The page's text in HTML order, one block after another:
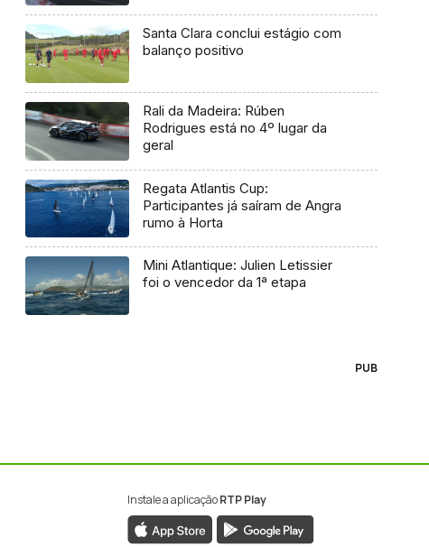
Santa Clara conclui estágio com
balanço positivo
Rali da Madeira: Rúben
Rodrigues está no 4º lugar da
geral
Regata Atlantis Cup:
Participantes já saíram de Angra
rumo à Horta
Mini Atlantique: Julien Letissier
foi o vencedor da 1ª etapa
PUB
Instale a aplicaçãoRTP Play